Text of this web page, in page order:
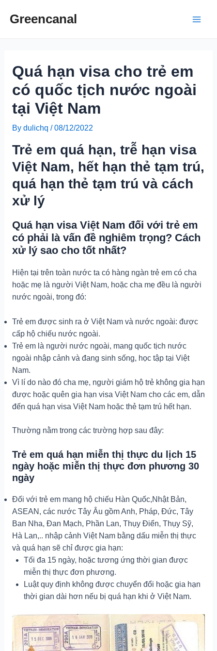
Greencanal
Quá hạn visa cho trẻ em
có quốc tịch nước ngoài
tại Việt Nam
By dulichq /08/12/2022
Trẻ em quá hạn, trễ hạn visa
Việt Nam, hết hạn thẻ tạm trú,
quá hạn thẻ tạm trú và cách
xử lý
Quá hạn visa Việt Nam đối với trẻ em
có phải là vấn đề nghiêm trọng? Cách
xử lý sao cho tốt nhất?
Hiện tại trên toàn nước ta có hàng ngàn trẻ em có cha
hoặc mẹ là người Việt Nam, hoặc cha mẹ đều là người
nước ngoài, trong đó:
Trẻ em được sinh ra ở Việt Nam và nước ngoài: được
cấp hộ chiếu nước ngoài.
Trẻ em là người nước ngoài, mang quốc tịch nước
ngoài nhập cảnh và đang sinh sống, học tập tại Việt
Nam.
Vì lí do nào đó cha mẹ, người giám hộ trẻ không gia hạn
được hoặc quên gia hạn visa Việt Nam cho các em, dẫn
đến quá hạn visa Việt Nam hoặc thẻ tạm trú hết hạn.
Thường nằm trong các trường hợp sau đây:
Trẻ em quá hạn miễn thị thực du lịch 15
ngày hoặc miễn thị thực đơn phương 30
ngày
Đối với trẻ em mang hộ chiếu Hàn Quốc,Nhật Bản,
ASEAN, các nước Tây Âu gồm Anh, Pháp, Đức, Tây
Ban Nha, Đan Mạch, Phần Lan, Thụy Điển, Thụy Sỹ,
Hà Lan,.. nhập cảnh Việt Nam bằng dấu miễn thị thực
và quá hạn sẽ chỉ được gia hạn:
Tối đa 15 ngày, hoặc tương ứng thời gian được
miễn thị thực đơn phương.
Luật quy định không được chuyển đổi hoặc gia hạn
thời gian dài hơn nếu bị quá hạn khi ở Việt Nam.